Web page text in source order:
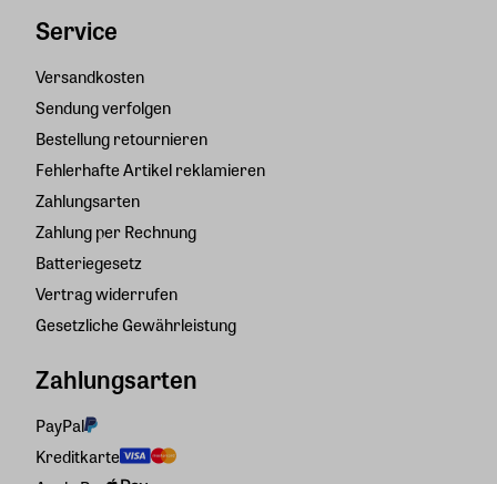
Service
Versandkosten
Sendung verfolgen
Bestellung retournieren
Fehlerhafte Artikel reklamieren
Zahlungsarten
Zahlung per Rechnung
Batteriegesetz
Vertrag widerrufen
Gesetzliche Gewährleistung
Zahlungsarten
PayPal
Kreditkarte